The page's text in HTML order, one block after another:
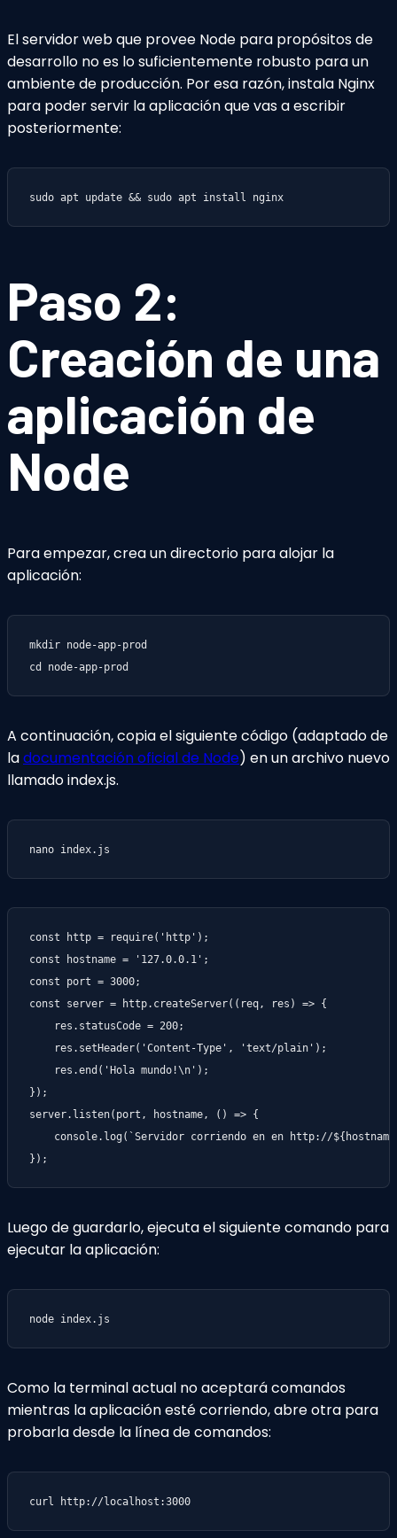
El servidor web que provee Node para propósitos de
desarrollo no es lo suficientemente robusto para un
ambiente de producción. Por esa razón, instala Nginx
para poder servir la aplicación que vas a escribir
posteriormente:
sudo apt update && sudo apt install nginx
Paso 2:
Creación de una
aplicación de
Node
Para empezar, crea un directorio para alojar la
aplicación:
mkdir node-app-prod
cd node-app-prod
A continuación, copia el siguiente código (adaptado de
ladocumentación oficial de Node) en un archivo nuevo
llamado index.js.
nano index.js
const http = require('http');
const hostname = '127.0.0.1';
const port = 3000;
const server = http.createServer((req, res) => {
    res.statusCode = 200;
    res.setHeader('Content-Type', 'text/plain');
    res.end('Hola mundo!\n');
});
server.listen(port, hostname, () => {
console.log(`Servidor corriendo en en http://
});
Luego de guardarlo, ejecuta el siguiente comando para
ejecutar la aplicación:
node index.js
Como la terminal actual no aceptará comandos
mientras la aplicación esté corriendo, abre otra para
probarla desde la línea de comandos:
curl http://localhost:3000